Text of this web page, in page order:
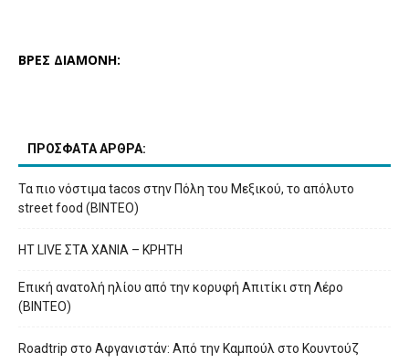
ΒΡΕΣ ΔΙΑΜΟΝΗ:
ΠΡΟΣΦΑΤΑ ΑΡΘΡΑ:
Τα πιο νόστιμα tacos στην Πόλη του Μεξικού, το απόλυτο
street food (ΒΙΝΤΕΟ)
HT LIVE ΣΤΑ ΧΑΝΙΑ – ΚΡΗΤΗ
Επική ανατολή ηλίου από την κορυφή Απιτίκι στη Λέρο
(ΒΙΝΤΕΟ)
Roadtrip στο Αφγανιστάν: Από την Καμπούλ στο Κουντούζ